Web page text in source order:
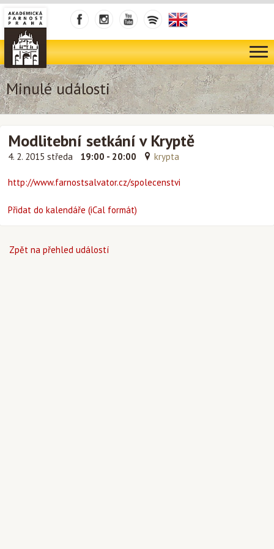
Minulé události
Modlitební setkání v Kryptě
4. 2. 2015 středa 19:00 - 20:00 krypta
http://www.farnostsalvator.cz/spolecenstvi
Přidat do kalendáře (iCal formát)
Zpět na přehled událostí